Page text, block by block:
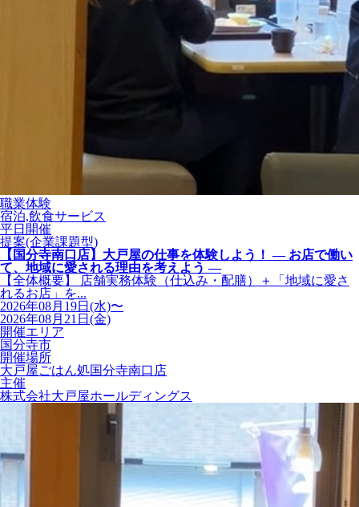
職業体験
宿泊,飲食サービス
平日開催
提案(企業課題型)
【国分寺南口店】大戸屋の仕事を体験しよう！ ― お店で働い
て、地域に愛される理由を考えよう ―
【全体概要】 店舗実務体験（仕込み・配膳）＋「地域に愛さ
れるお店」を...
2026年08月19日(水)〜
2026年08月21日(金)
開催エリア
国分寺市
開催場所
大戸屋ごはん処国分寺南口店
主催
株式会社大戸屋ホールディングス